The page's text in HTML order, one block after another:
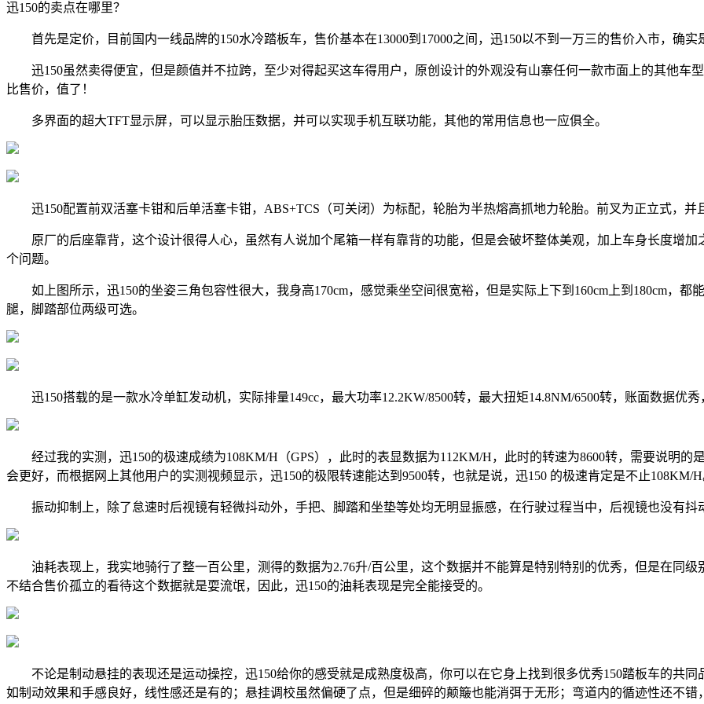
迅150的卖点在哪里？
首先是定价，目前国内一线品牌的150水冷踏板车，售价基本在13000到17000之间，迅150以不到一万三的售价入市，确实
迅150虽然卖得便宜，但是颜值并不拉跨，至少对得起买这车得用户，原创设计的外观没有山寨任何一款市面上的其他车
比售价，值了！
多界面的超大TFT显示屏，可以显示胎压数据，并可以实现手机互联功能，其他的常用信息也一应俱全。
迅150配置前双活塞卡钳和后单活塞卡钳，ABS+TCS（可关闭）为标配，轮胎为半热熔高抓地力轮胎。前叉为正立式，并
原厂的后座靠背，这个设计很得人心，虽然有人说加个尾箱一样有靠背的功能，但是会破坏整体美观，加上车身长度增加
个问题。
如上图所示，迅150的坐姿三角包容性很大，我身高170cm，感觉乘坐空间很宽裕，但是实际上下到160cm上到180cm，都
腿，脚踏部位两级可选。
迅150搭载的是一款水冷单缸发动机，实际排量149cc，最大功率12.2KW/8500转，最大扭矩14.8NM/6500转，账面数据优
经过我的实测，迅150的极速成绩为108KM/H（GPS），此时的表显数据为112KM/H，此时的转速为8600转，需要说明的
会更好，而根据网上其他用户的实测视频显示，迅150的极限转速能达到9500转，也就是说，迅150 的极速肯定是不止108KM/
振动抑制上，除了怠速时后视镜有轻微抖动外，手把、脚踏和坐垫等处均无明显振感，在行驶过程当中，后视镜也没有抖
油耗表现上，我实地骑行了整一百公里，测得的数据为2.76升/百公里，这个数据并不能算是特别特别的优秀，但是在同级
不结合售价孤立的看待这个数据就是耍流氓，因此，迅150的油耗表现是完全能接受的。
不论是制动悬挂的表现还是运动操控，迅150给你的感受就是成熟度极高，你可以在它身上找到很多优秀150踏板车的共同
如制动效果和手感良好，线性感还是有的；悬挂调校虽然偏硬了点，但是细碎的颠簸也能消弭于无形；弯道内的循迹性还不